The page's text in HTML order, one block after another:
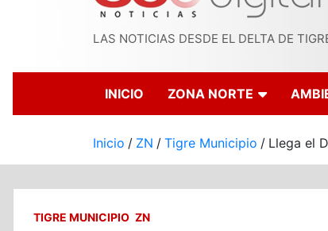
LAS NOTICIAS DESDE EL DELTA DE
INICIO ZONA NORTE
Inicio ZN Tigre Municipio Llega el
TIGRE MUNICIPIO ZN